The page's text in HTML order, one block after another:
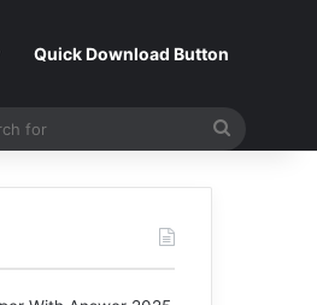
Quick Download Button